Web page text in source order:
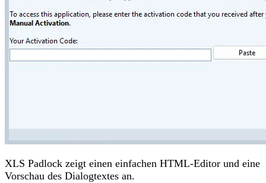
XLS Padlock zeigt einen einfachen HTML-Editor und eine
Vorschau des Dialogtextes an.